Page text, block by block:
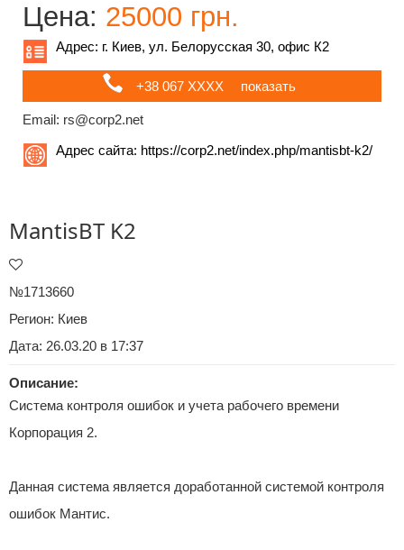
Цена: 25000 грн.
Адрес: г. Киев, ул. Белорусская 30, офис К2
+38 067 ХХХХ показать
Email: rs@corp2.net
Адрес сайта: https://corp2.net/index.php/mantisbt-k2/
MantisBT K2
№1713660
Регион: Киев
Дата: 26.03.20 в 17:37
Описание:
Система контроля ошибок и учета рабочего времени
Корпорация 2.
Данная система является доработанной системой контроля
ошибок Мантис.